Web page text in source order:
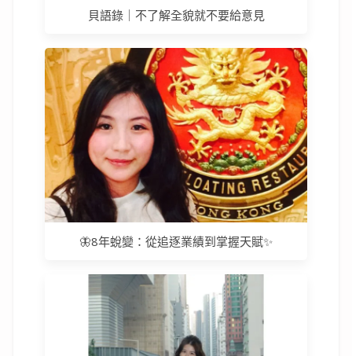
貝語錄｜不了解全貌就不要給意見
🦋8年蛻變：從追逐業績到掌握天賦✨